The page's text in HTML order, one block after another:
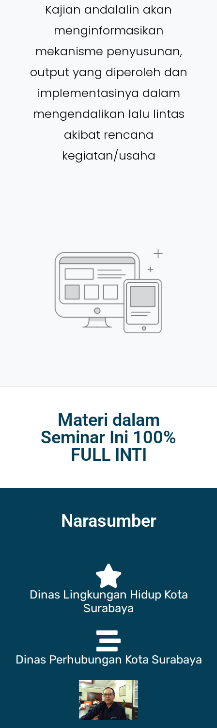
Kajian andalalin akan
menginformasikan
mekanisme penyusunan,
output yang diperoleh dan
implementasinya dalam
mengendalikan lalu lintas
akibat rencana
kegiatan/usaha
Materi dalam
Seminar Ini 100%
FULL INTI
Narasumber
Dinas Lingkungan Hidup Kota
Surabaya
Dinas Perhubungan Kota Surabaya